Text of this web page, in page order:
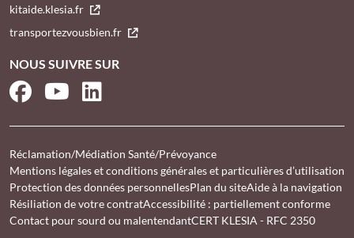
kitaide.klesia.fr
transportezvousbien.fr
NOUS SUIVRE SUR
Facebook YouTube
Réclamation/Médiation Santé/Prévoyance
Mentions légales et conditions générales et particulières d’utilisation
Protection des données personnellesPlan du siteAide à la navigation
Résiliation de votre contratAccessibilité : partiellement conforme
Contact pour sourd ou malentendantCERT KLESIA - RFC 2350